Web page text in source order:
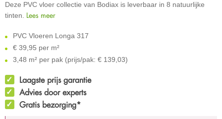
Deze PVC vloer collectie van Bodiax is leverbaar in 8 natuurlijke
tinten. Lees meer
PVC Vloeren Longa 317
€ 39,95 per m²
3,48 m² per pak (prijs/pak: € 139,03)
Laagste prijs garantie
Advies door experts
Gratis bezorging*